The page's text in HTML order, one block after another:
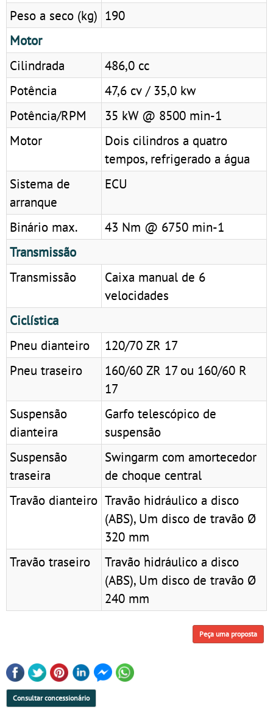
Peso a seco (kg) 190
Motor
Cilindrada
486,0 cc
Potência
47,6 cv / 35,0 kw
Potência/RPM
35 kW @ 8500 min-1
Motor
Dois cilindros a quatro
tempos, refrigerado a água
Sistema de
arranque
ECU
Binário max.
43 Nm @ 6750 min-1
Transmissão
Transmissão
Caixa manual de 6
velocidades
Ciclística
Pneu dianteiro
120/70 ZR 17
Pneu traseiro
160/60 ZR 17 ou 160/60 R
17
Suspensão
dianteira
Garfo telescópico de
suspensão
Suspensão
traseira
Swingarm com amortecedor
de choque central
Travão dianteiro Travão hidráulico a disco
(ABS), Um disco de travão Ø
320 mm
Travão traseiro
Travão hidráulico a disco
(ABS), Um disco de travão Ø
240 mm
Peça uma proposta
Consultar concessionário